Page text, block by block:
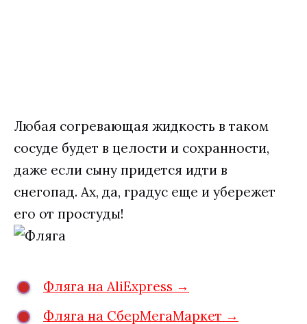
Любая согревающая жидкость в таком
сосуде будет в целости и сохранности,
даже если сыну придется идти в
снегопад. Ах, да, градус еще и убережет
его от простуды!
Фляга на AliExpress →
Фляга на СберМегаМаркет →